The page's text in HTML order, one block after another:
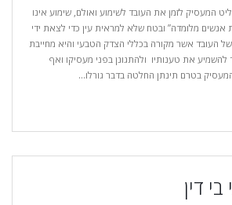
המעסיק לזמן את העובד לשימוע ואולם, שימוע אינו
אנשים מלומדה” ובטח שלא למראית עין כדי לצאת ידי
של העובד אשר מקורה בכללי הצדק הטבעי והיא מחייבת
להשמיע את טענותיו ולהתגונן בפני מעסיקו ואף
בטרם תינתן החלטה בדבר גורלו...
דין